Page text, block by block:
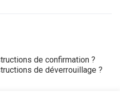
de confirmation ?
de déverrouillage ?